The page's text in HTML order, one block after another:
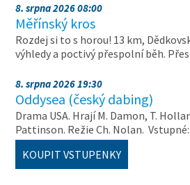
8. srpna 2026 08:00
Měřínský kros
Rozdej si to s horou! 13 km,
výhledy a poctivý přespolní běh.
8. srpna 2026 19:30
Oddysea (český dabing)
Drama USA. Hrají M. Damon, T.
Pattinson. Režie Ch. Nolan.
KOUPIT VSTUPENKY